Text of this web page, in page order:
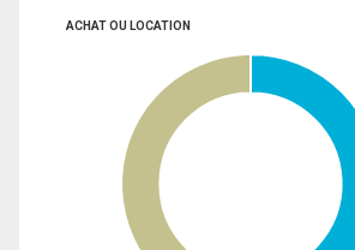
ACHAT OU LOCATION